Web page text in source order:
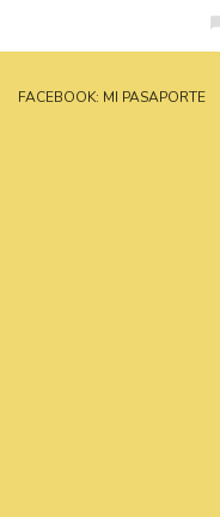
FACEBOOK: MI PASAPORTE